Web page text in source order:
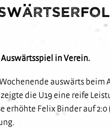
in Verein.
auswärts
die U19 eine reife
erhöhte Felix Binder auf 2:0